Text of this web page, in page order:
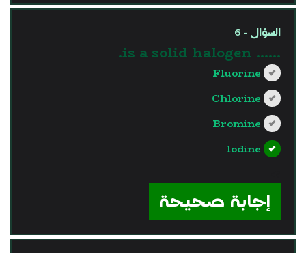
السؤال - 6
...... is a solid halogen.
Fluorine
Chlorine
Bromine
lodine
إجابة صحيحة